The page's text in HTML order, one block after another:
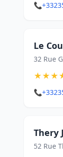
📞
Le
32 Rue
★★★
📞
Thery
52 Rue